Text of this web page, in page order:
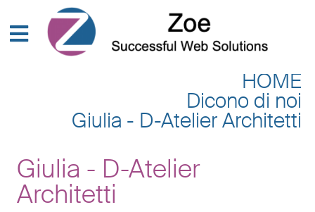
HOME
Dicono di noi
Giulia - D-Atelier Architetti
Giulia - D-Atelier
Architetti